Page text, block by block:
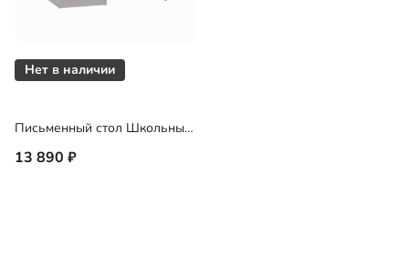
Письменный стол Школьный-1
13 890